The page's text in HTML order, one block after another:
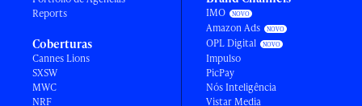
Reports
Coberturas
Cannes Lions
SXSW
MWC
NRF
IMO
Amazon Ads
OPL Digital
Impulso
PicPay
Nós Inteligência
Vistar Media